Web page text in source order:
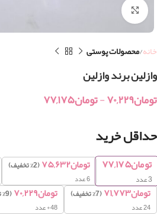
بزرگنمایی تصویر
خانه محصولات پوستی
وازلین برند وازلین
تومان۷۰,۲۲۹-تومان۷۷,۱۷۵
حداقل خرید
تومان۷۷,۱۷۵
3عدد
تومان۷۵,۶۳۲(2% تخفیف)
6 عدد
تومان۷۱,۷۷۳(7% تخفیف)
24 عدد
تومان۷۰,۲۲۹(9% تخفیف)
48+ عدد